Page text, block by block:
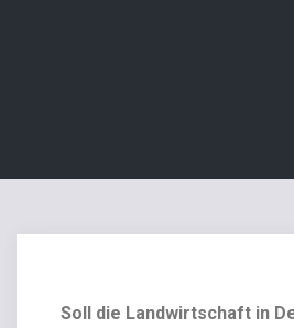
Soll die Landwirtschaft in